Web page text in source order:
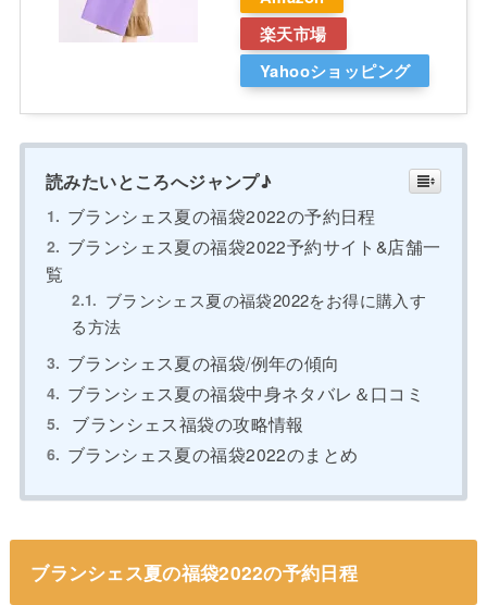
楽天市場
Yahooショッピング
読みたいところへジャンプ♪
ブランシェス夏の福袋2022の予約日程
ブランシェス夏の福袋2022予約サイト&店舗一
覧
ブランシェス夏の福袋2022をお得に購入す
る方法
ブランシェス夏の福袋/例年の傾向
ブランシェス夏の福袋中身ネタバレ＆口コミ
ブランシェス福袋の攻略情報
ブランシェス夏の福袋2022のまとめ
ブランシェス夏の福袋2022の予約日程